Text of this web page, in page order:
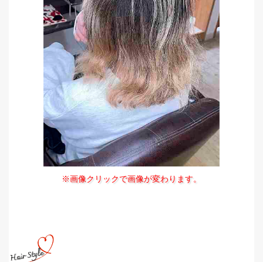
※画像クリックで画像が変わります。